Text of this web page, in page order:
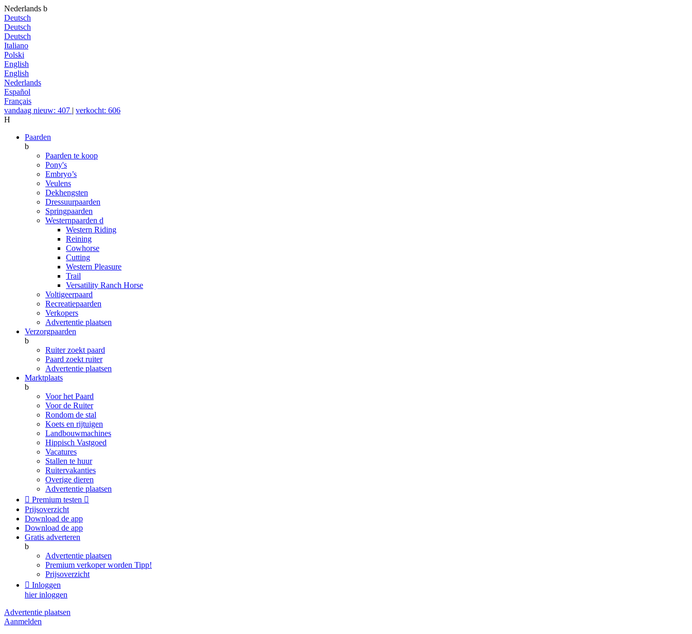
Nederlands b
Deutsch
Deutsch
Deutsch
Italiano
Polski
English
English
Nederlands
Español
Français
vandaag nieuw: 407 | verkocht: 606
H
Paarden
b
Paarden te koop
Pony's
Embryo’s
Veulens
Dekhengsten
Dressuurpaarden
Springpaarden
Westernpaarden d
Western Riding
Reining
Cowhorse
Cutting
Western Pleasure
Trail
Versatility Ranch Horse
Voltigeerpaard
Recreatiepaarden
Verkopers
Advertentie plaatsen
Verzorgpaarden
b
Ruiter zoekt paard
Paard zoekt ruiter
Advertentie plaatsen
Marktplaats
b
Voor het Paard
Voor de Ruiter
Rondom de stal
Koets en rijtuigen
Landbouwmachines
Hippisch Vastgoed
Vacatures
Stallen te huur
Ruitervakanties
Overige dieren
Advertentie plaatsen
 Premium testen 
Prijsoverzicht
Download de app
Download de app
Gratis adverteren
b
Advertentie plaatsen
Premium verkoper worden Tipp!
Prijsoverzicht
 Inloggen
hier inloggen
Advertentie plaatsen
Aanmelden